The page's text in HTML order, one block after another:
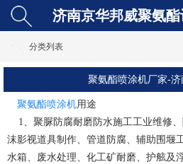
济南京华邦威聚氨酯
分类列表
聚氨酯喷涂机厂家-
聚氨酯喷涂机用途
1、聚脲防腐耐磨防水施工工业维修
沫影视道具制作、管道防腐、辅助围堰
水箱、废水处理、化工矿耐磨、护舷及